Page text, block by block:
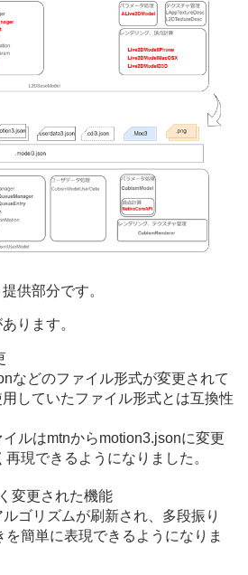
供部分です。
ります。
などのファイル形式が変更されて
していたファイル形式とは互換性
ルはmtnからmotion3.jsonに変更
現できるようになりました。
変更された機能
ゴリズムが刷新され、多段振り
簡単に表現できるようになりま